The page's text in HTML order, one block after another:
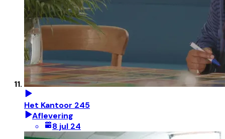
Het Kantoor 245
Aflevering
8 jul 24